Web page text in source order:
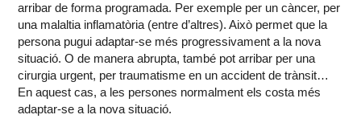
arribar de forma programada. Per exemple per un càncer, per
una malaltia inflamatòria (entre d’altres). Això permet que la
persona pugui adaptar-se més progressivament a la nova
situació. O de manera abrupta, també pot arribar per una
cirurgia urgent, per traumatisme en un accident de trànsit…
En aquest cas, a les persones normalment els costa més
adaptar-se a la nova situació.